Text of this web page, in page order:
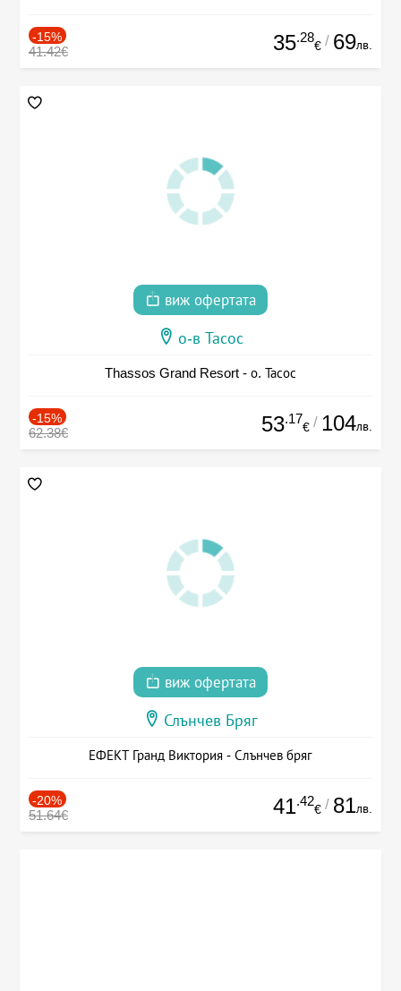
-15%
41.42€ 35.28
€ / 69лв.
виж офертата
о-в Тасос
Thassos Grand Resort - о. Тасос
-15%
62.38€ 53.17
€ / 104лв.
виж офертата
Слънчев Бряг
ЕФЕКТ Гранд Виктория - Слънчев бряг
-20%
51.64€ 41.42
€ / 81лв.